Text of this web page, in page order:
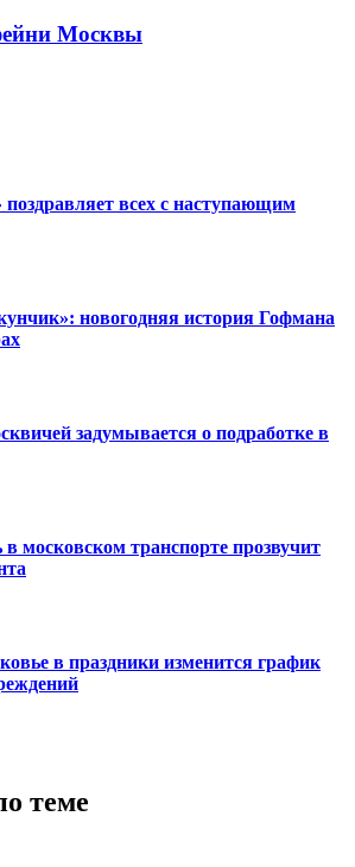
Москвы
всех с наступающим
новогодняя история Гофмана
задумывается о подработке в
московском транспорте прозвучит
в праздники изменится график
теме